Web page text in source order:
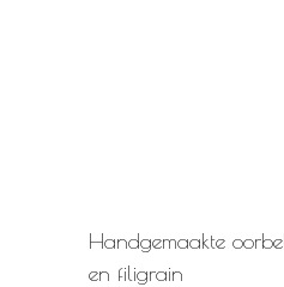
Handgemaakte
en filigrain